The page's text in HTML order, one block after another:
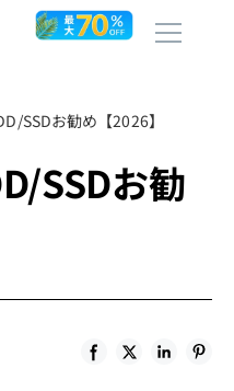
SSDお勧め【2026】
SSDお勧